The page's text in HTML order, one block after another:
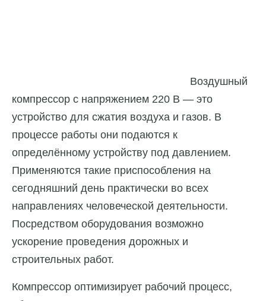
Воздушный
компрессор с напряжением 220 В — это
устройство для сжатия воздуха и газов. В
процессе работы они подаются к
определённому устройству под давлением.
Применяются такие приспособления на
сегодняшний день практически во всех
направлениях человеческой деятельности.
Посредством оборудования возможно
ускорение проведения дорожных и
строительных работ.
Компрессор оптимизирует рабочий процесс,